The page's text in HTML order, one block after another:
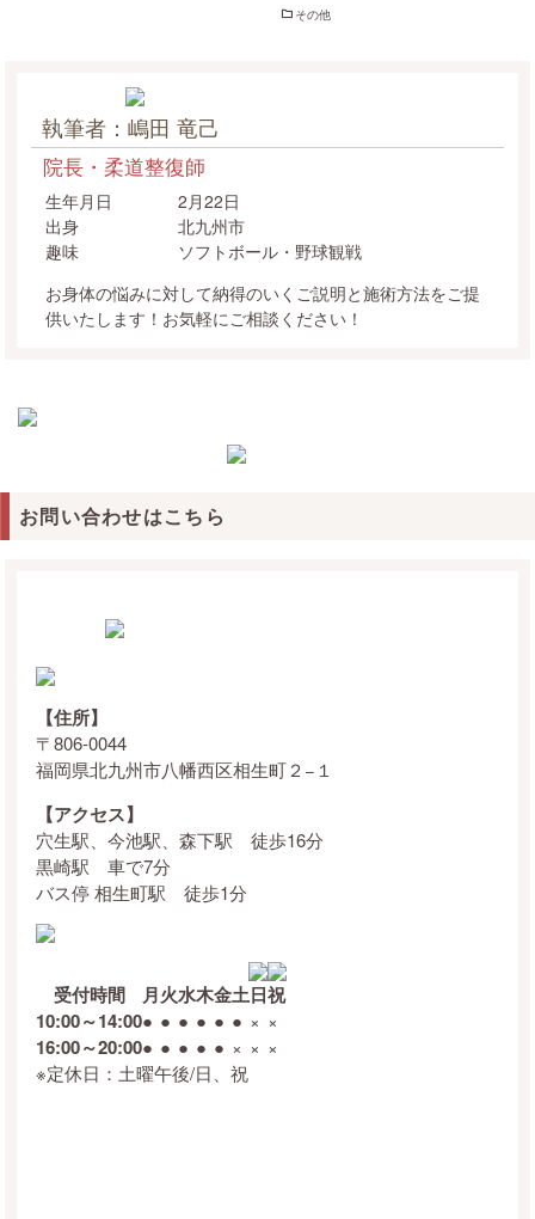
その他
執筆者：嶋田 竜己
院長・柔道整復師
生年月日
2月22日
出身
北九州市
趣味
ソフトボール・野球観戦
お身体の悩みに対して納得のいくご説明と施術方法をご提
供いたします！お気軽にご相談ください！
お問い合わせはこちら
【住所】
〒806-0044
福岡県北九州市八幡西区相生町２−１
【アクセス】
穴生駅、今池駅、森下駅 徒歩16分
黒崎駅 車で7分
バス停 相生町駅 徒歩1分
受付時間 月火水木金土日祝
10:00～14:00● ● ● ● ● ● × ×
16:00～20:00● ● ● ● ● × × ×
※定休日：土曜午後/日、祝